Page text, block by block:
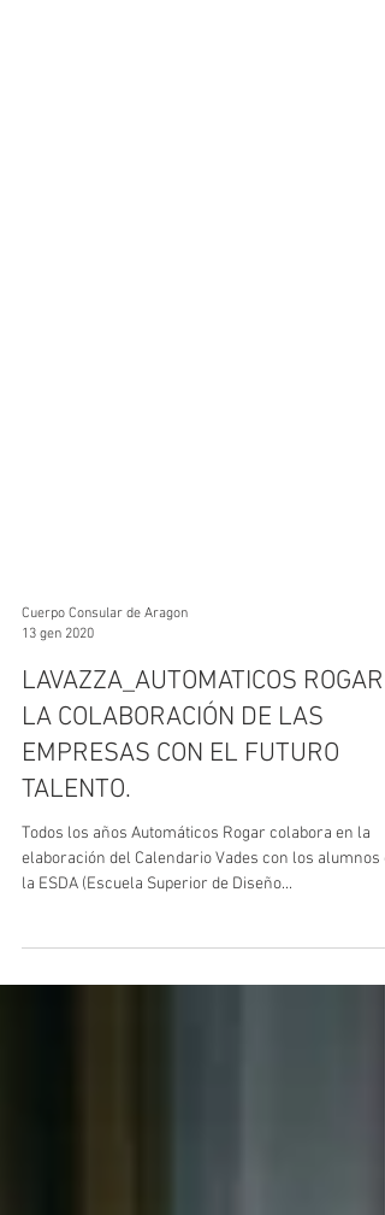
Cuerpo Consular de Aragon
LAVAZZA_AUTOMATICOS ROGAR.
LA COLABORACIÓN DE LAS
EMPRESAS CON EL FUTURO
TALENTO.
Todos los años Automáticos Rogar colabora en la
la ESDA (Escuela Superior de Diseño...